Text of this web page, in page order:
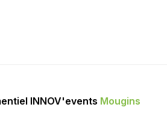
INNOV'events Mougins